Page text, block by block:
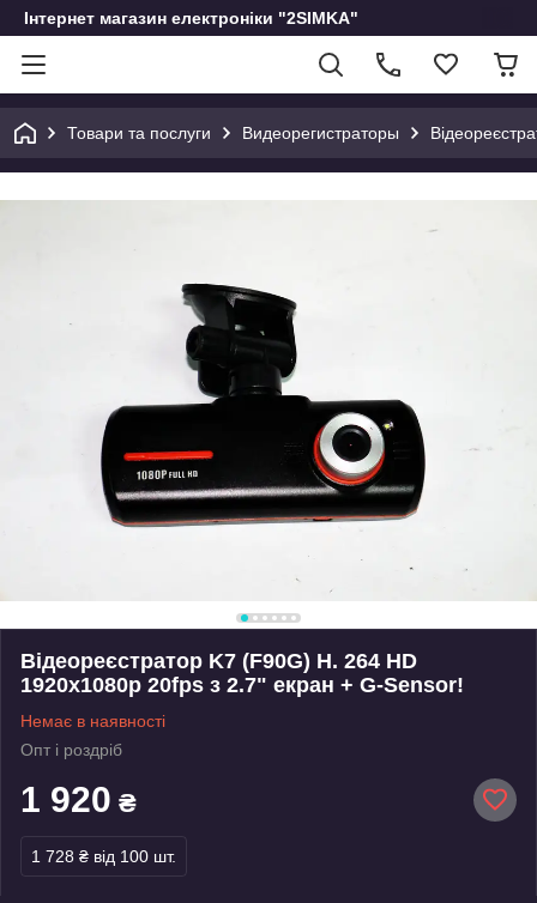
Інтернет магазин електроніки "2SIMKA"
Товари та послуги Видеорегистраторы
Відеореєстратор K7 (F90G) H. 264 HD
1920x1080p 20fps з 2.7" екран + G-Sensor!
Немає в наявності
Опт і роздріб
1 920 ₴
1 728 ₴ від 100 шт.